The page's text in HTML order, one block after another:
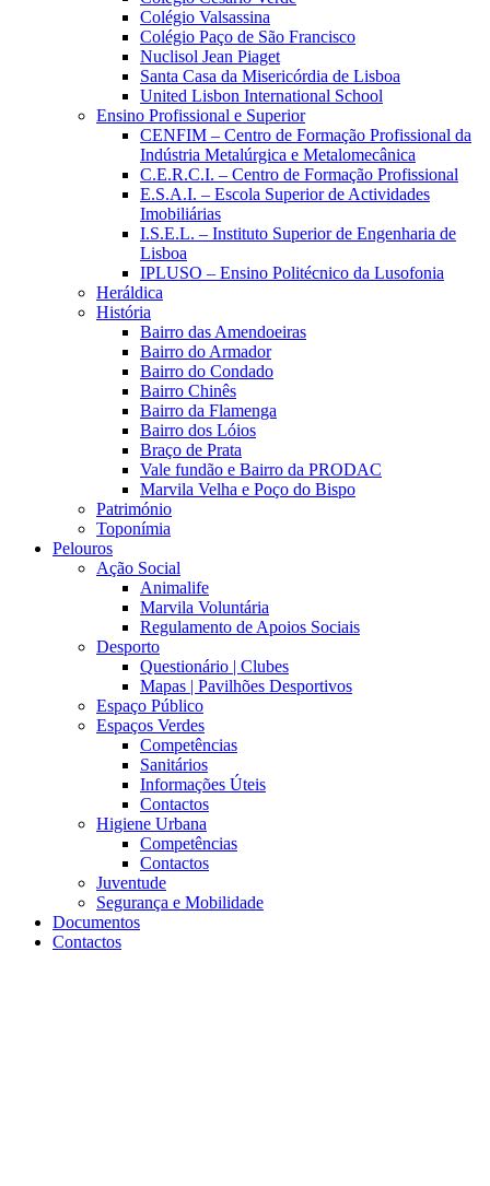
Colégio Valsassina
Colégio Paço de São Francisco
Nuclisol Jean Piaget
Santa Casa da Misericórdia de Lisboa
United Lisbon International School
Ensino Profissional e Superior
CENFIM – Centro de Formação Profissional da
Indústria Metalúrgica e Metalomecânica
C.E.R.C.I. – Centro de Formação Profissional
E.S.A.I. – Escola Superior de Actividades
Imobiliárias
I.S.E.L. – Instituto Superior de Engenharia de
Lisboa
IPLUSO – Ensino Politécnico da Lusofonia
Heráldica
História
Bairro das Amendoeiras
Bairro do Armador
Bairro do Condado
Bairro Chinês
Bairro da Flamenga
Bairro dos Lóios
Braço de Prata
Vale fundão e Bairro da PRODAC
Marvila Velha e Poço do Bispo
Património
Toponímia
Pelouros
Ação Social
Animalife
Marvila Voluntária
Regulamento de Apoios Sociais
Desporto
Questionário | Clubes
Mapas | Pavilhões Desportivos
Espaço Público
Espaços Verdes
Competências
Sanitários
Informações Úteis
Contactos
Higiene Urbana
Competências
Contactos
Juventude
Segurança e Mobilidade
Documentos
Contactos